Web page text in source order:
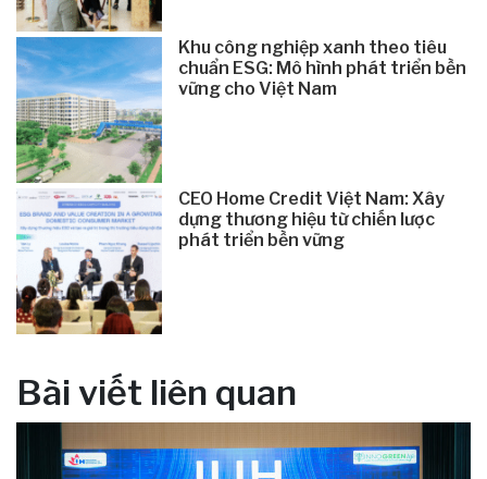
Khu công nghiệp xanh theo tiêu
chuẩn ESG: Mô hình phát triển bền
vững cho Việt Nam
CEO Home Credit Việt Nam: Xây
dựng thương hiệu từ chiến lược
phát triển bền vững
Bài viết liên quan